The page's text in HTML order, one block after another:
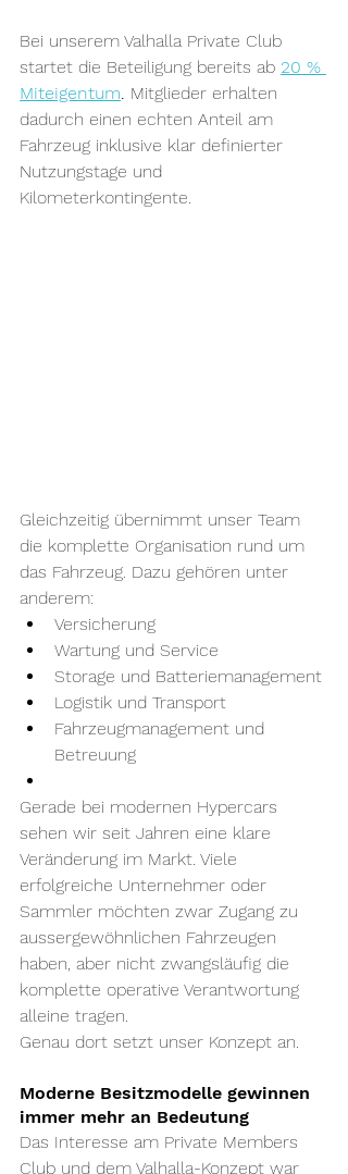
Bei unserem Valhalla Private Club
startet die Beteiligung bereits ab 20 %
Miteigentum. Mitglieder erhalten
dadurch einen echten Anteil am
Fahrzeug inklusive klar definierter
Nutzungstage und
Kilometerkontingente.
Gleichzeitig übernimmt unser Team
die komplette Organisation rund um
das Fahrzeug. Dazu gehören unter
anderem:
Versicherung
Wartung und Service
Storage und Batteriemanagement
Logistik und Transport
Fahrzeugmanagement und
Betreuung
Gerade bei modernen Hypercars
sehen wir seit Jahren eine klare
Veränderung im Markt. Viele
erfolgreiche Unternehmer oder
Sammler möchten zwar Zugang zu
aussergewöhnlichen Fahrzeugen
haben, aber nicht zwangsläufig die
komplette operative Verantwortung
alleine tragen.
Genau dort setzt unser Konzept an.
Moderne Besitzmodelle gewinnen
immer mehr an Bedeutung
Das Interesse am Private Members
Club und dem Valhalla-Konzept war